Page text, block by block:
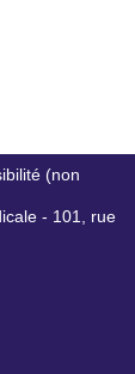
(non
- 101, rue